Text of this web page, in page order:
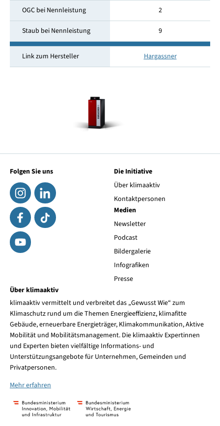
OGC bei Nennleistung 2
Staub bei Nennleistung 9
Link zum Hersteller Hargassner
Folgen Sie uns
Die Initiative
Über klimaaktiv
Kontaktpersonen
Medien
Newsletter
Podcast
Bildergalerie
Infografiken
Presse
Über klimaaktiv
klimaaktiv vermittelt und verbreitet das „Gewusst Wie“ zum
Klimaschutz rund um die Themen Energieeffizienz, klimafitte
Gebäude, erneuerbare Energieträger, Klimakommunikation, Aktive
Mobilität und Mobilitätsmanagement. Die klimaaktiv Expertinnen
und Experten bieten vielfältige Informations- und
Unterstützungsangebote für Unternehmen, Gemeinden und
Privatpersonen.
Mehr erfahren